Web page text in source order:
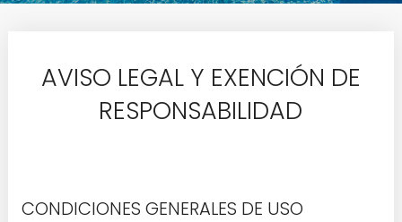
AVISO LEGAL Y EXENCIÓN DE
RESPONSABILIDAD
CONDICIONES GENERALES DE USO